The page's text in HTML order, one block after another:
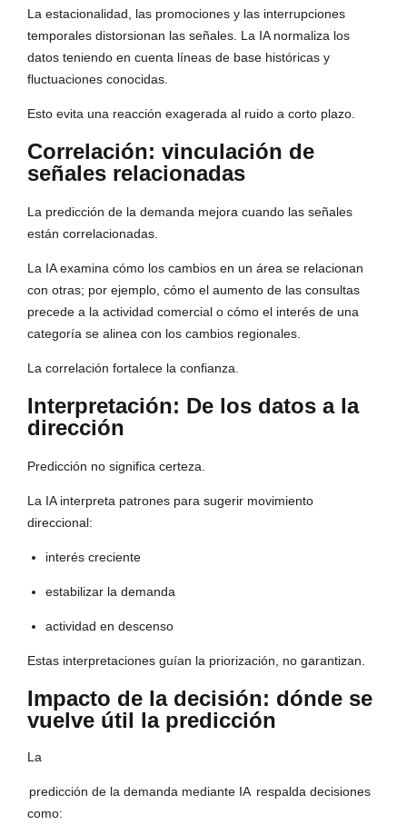
La estacionalidad, las promociones y las interrupciones
temporales distorsionan las señales. La IA normaliza los
datos teniendo en cuenta líneas de base históricas y
fluctuaciones conocidas.
Esto evita una reacción exagerada al ruido a corto plazo.
Correlación: vinculación de
señales relacionadas
La predicción de la demanda mejora cuando las señales
están correlacionadas.
La IA examina cómo los cambios en un área se relacionan
con otras; por ejemplo, cómo el aumento de las consultas
precede a la actividad comercial o cómo el interés de una
categoría se alinea con los cambios regionales.
La correlación fortalece la confianza.
Interpretación: De los datos a la
dirección
Predicción no significa certeza.
La IA interpreta patrones para sugerir movimiento
direccional:
interés creciente
estabilizar la demanda
actividad en descenso
Estas interpretaciones guían la priorización, no garantizan.
Impacto de la decisión: dónde se
vuelve útil la predicción
La
predicción de la demanda mediante IA respalda decisiones
como: